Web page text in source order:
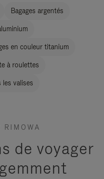
Bagages argentés
en couleur titanium
à roulettes
les valises
RIMOWA
de voyager